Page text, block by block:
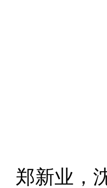
郑新业，